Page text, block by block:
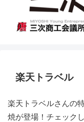
楽天トラベル
楽天トラベルさんの
焼が登場！チェック